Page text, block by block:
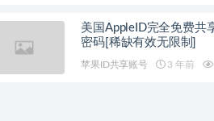
美国AppleID完全免费共
密码[稀缺有效无限制]
苹果ID共享账号 3 年前